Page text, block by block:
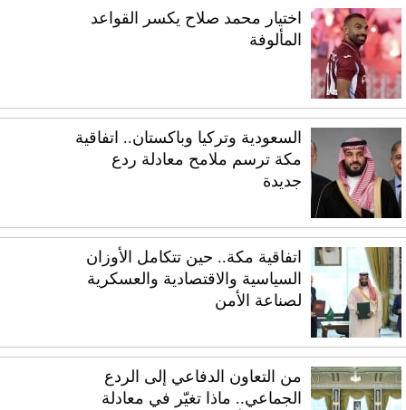
اختيار محمد صلاح يكسر القواعد
المألوفة
السعودية وتركيا وباكستان.. اتفاقية
مكة ترسم ملامح معادلة ردع
جديدة
اتفاقية مكة.. حين تتكامل الأوزان
السياسية والاقتصادية والعسكرية
لصناعة الأمن
من التعاون الدفاعي إلى الردع
الجماعي.. ماذا تغيّر في معادلة